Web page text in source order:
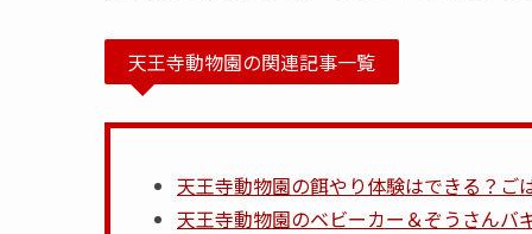
天王寺動物園の関連記事一覧
天王寺動物園の餌やり体験はできる？ご
天王寺動物園のベビーカー＆ぞうさんバ